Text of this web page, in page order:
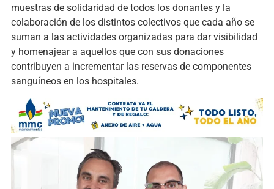
muestras de solidaridad de todos los donantes y la
colaboración de los distintos colectivos que cada año se
suman a las actividades organizadas para dar visibilidad
y homenajear a aquellos que con sus donaciones
contribuyen a incrementar las reservas de componentes
sanguíneos en los hospitales.